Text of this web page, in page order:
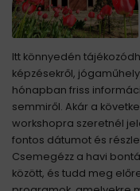
Itt könnyedén
képzésekről,
hónapban friss
semmiről. Akár a
workshopra szeretnél
fontos dátumot és
Csemegézz a havi
között, és tudd meg